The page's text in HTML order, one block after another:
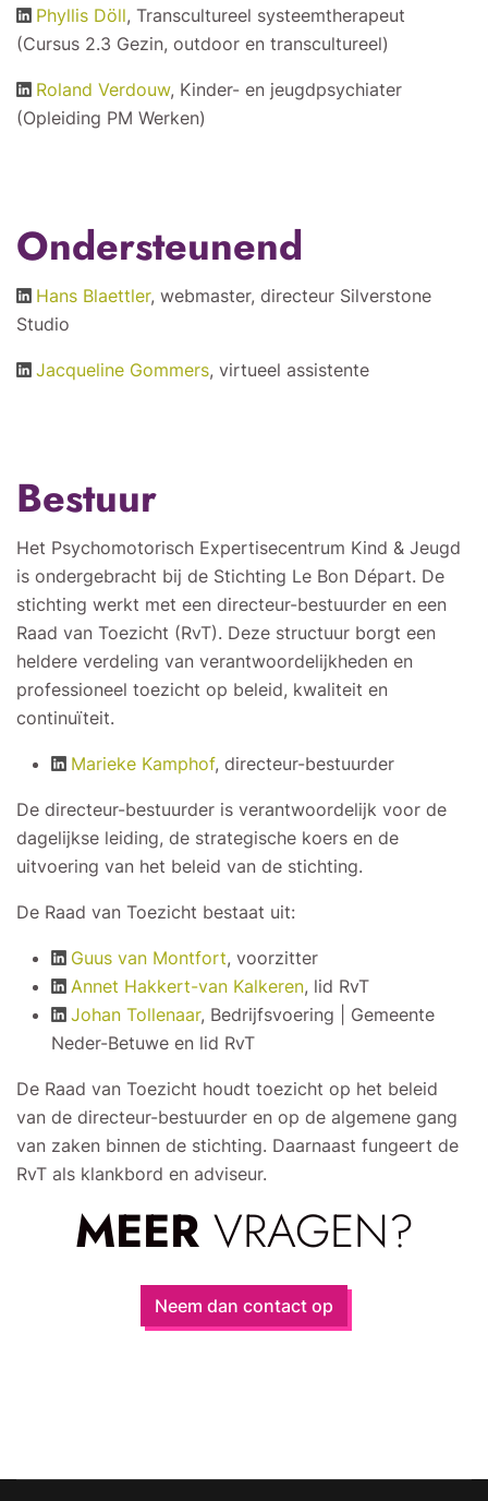
Phyllis Döll, Transcultureel systeemtherapeut
(Cursus 2.3 Gezin, outdoor en transcultureel)
Roland Verdouw, Kinder- en jeugdpsychiater
(Opleiding PM Werken)
Ondersteunend
Hans Blaettler, webmaster, directeur Silverstone
Studio
Jacqueline Gommers, virtueel assistente
Bestuur
Het Psychomotorisch Expertisecentrum Kind & Jeugd
is ondergebracht bij de Stichting Le Bon Départ. De
stichting werkt met een directeur-bestuurder en een
Raad van Toezicht (RvT). Deze structuur borgt een
heldere verdeling van verantwoordelijkheden en
professioneel toezicht op beleid, kwaliteit en
continuïteit.
Marieke Kamphof, directeur-bestuurder
De directeur-bestuurder is verantwoordelijk voor de
dagelijkse leiding, de strategische koers en de
uitvoering van het beleid van de stichting.
De Raad van Toezicht bestaat uit:
Guus van Montfort, voorzitter
Annet Hakkert-van Kalkeren, lid RvT
Johan Tollenaar, Bedrijfsvoering | Gemeente
Neder-Betuwe en lid RvT
De Raad van Toezicht houdt toezicht op het beleid
van de directeur-bestuurder en op de algemene gang
van zaken binnen de stichting. Daarnaast fungeert de
RvT als klankbord en adviseur.
MEERVRAGEN?
Neem dan contact op